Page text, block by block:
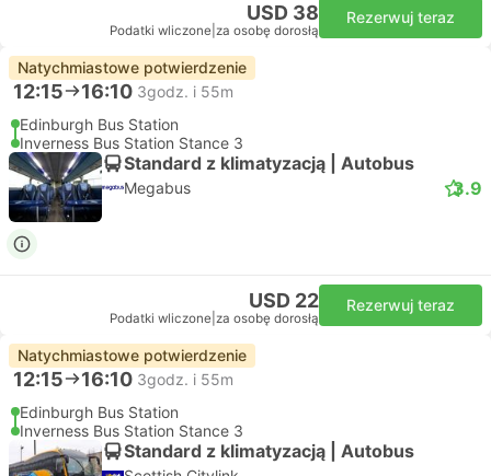
USD 38
Podatki wliczone za osobę dorosłą
Rezerwuj teraz
Natychmiastowe potwierdzenie
12:15 16:10 3godz. i 55m
Edinburgh Bus Station
Inverness Bus Station Stance 3
Standard z klimatyzacją | Autobus
Megabus 3.9
USD 22
Podatki wliczone za osobę dorosłą
Rezerwuj teraz
Natychmiastowe potwierdzenie
12:15 16:10 3godz. i 55m
Edinburgh Bus Station
Inverness Bus Station Stance 3
Standard z klimatyzacją | Autobus